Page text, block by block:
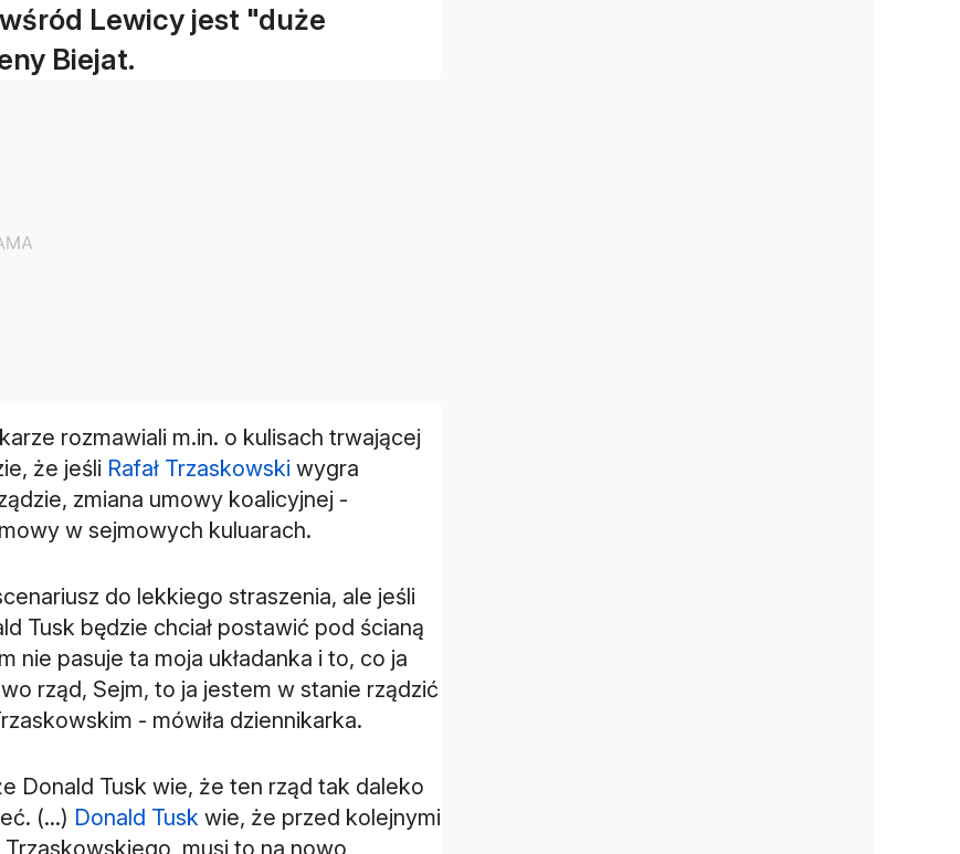
Lewicy jest "duże
Biejat.
rozmawiali m.in. o kulisach trwającej
że jeśli Rafał Trzaskowski wygra
zmiana umowy koalicyjnej -
w sejmowych kuluarach.
do lekkiego straszenia, ale jeśli
Tusk będzie chciał postawić pod ścianą
nie pasuje ta moja układanka i to, co ja
rząd, Sejm, to ja jestem w stanie rządzić
- mówiła dziennikarka.
Donald Tusk wie, że ten rząd tak daleko
(...) Donald Tusk wie, że przed kolejnymi
Trzaskowskiego, musi to na nowo